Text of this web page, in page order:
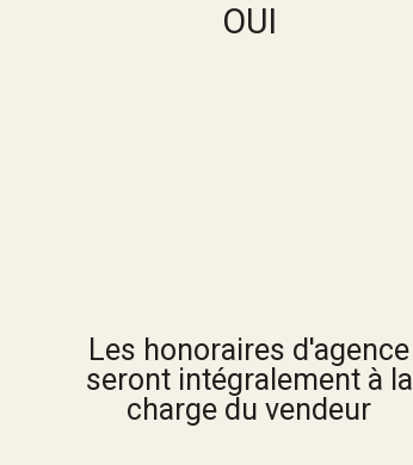
OUI
Les honoraires d'agence
seront intégralement à la
charge du vendeur